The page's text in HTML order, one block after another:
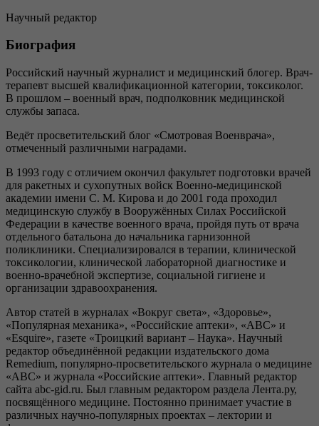
Научный редактор
Биография
Российский научный журналист и медицинский блогер. Врач-
терапевт высшей квалификационной категории, токсиколог.
В прошлом – военный врач, подполковник медицинской
службы запаса.
Ведёт просветительский блог «Смотровая Военврача»,
отмеченный различными наградами.
В 1993 году с отличием окончил факультет подготовки врачей
для ракетных и сухопутных войск Военно-медицинской
академии имени С. М. Кирова и до 2001 года проходил
медицинскую службу в Вооружённых Силах Российской
Федерации в качестве военного врача, пройдя путь от врача
отдельного батальона до начальника гарнизонной
поликлиники. Специализировался в терапии, клинической
токсикологии, клинической лабораторной диагностике и
военно-врачебной экспертизе, социальной гигиене и
организации здравоохранения.
Автор статей в журналах «Вокруг света», «Здоровье»,
«Популярная механика», «Российские аптеки», «АВС» и
«Esquire», газете «Троицкий вариант – Наука». Научный
редактор объединённой редакции издательского дома
Remedium, популярно-просветительского журнала о медицине
«ABC» и журнала «Российские аптеки». Главный редактор
сайта abc-gid.ru. Был главным редактором раздела Лента.ру,
посвящённого медицине. Постоянно принимает участие в
различных научно-популярных проектах – лектории и